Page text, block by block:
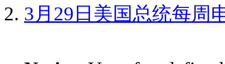
3月29日美国总统每周